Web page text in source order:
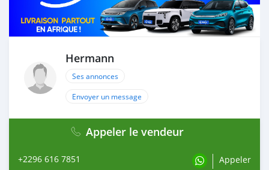
Hermann
Ses annonces
Envoyer un message
Appeler le vendeur
+2296 616 7851 Appeler